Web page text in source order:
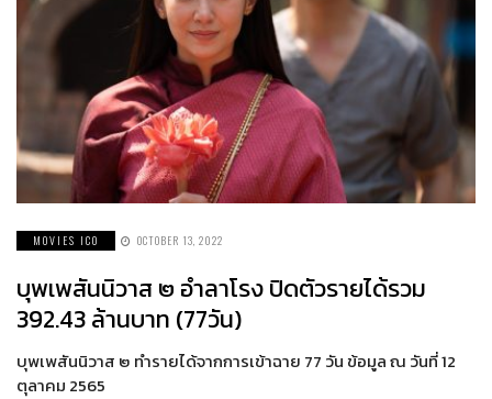
MOVIES ICO OCTOBER 13, 2022
บุพเพสันนิวาส ๒ อำลาโรง ปิดตัวรายได้รวม
392.43 ล้านบาท (77วัน)
บุพเพสันนิวาส ๒ ทำรายได้จากการเข้าฉาย 77 วัน ข้อมูล ณ วันที่ 12
ตุลาคม 2565